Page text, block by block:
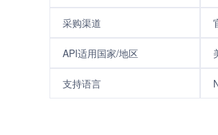
采购渠道
API适用国家/地区
支持语言